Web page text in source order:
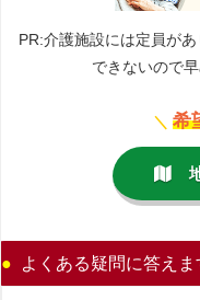
PR:介護施設には定員が
できないので
＼ 希
よくある疑問に答えま